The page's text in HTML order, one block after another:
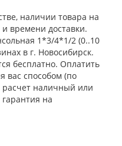
наличии товара на
и времени доставки.
1*3/4*1/2 (0..10
в г. Новосибирск.
бесплатно. Оплатить
вас способом (по
наличный или
на